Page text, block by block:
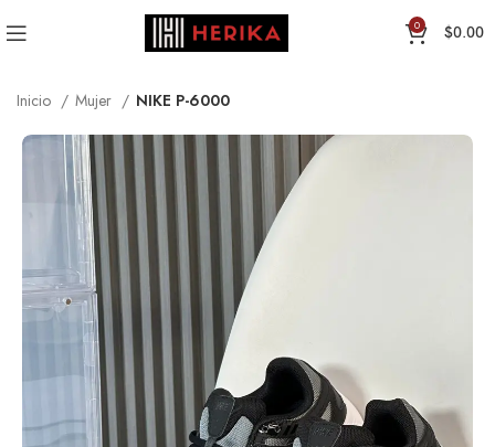
0 $0.00
Inicio Mujer NIKE P-6000